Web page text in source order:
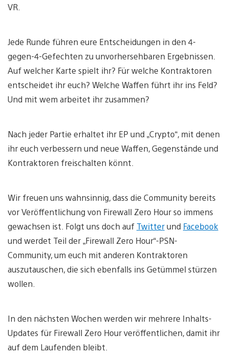
VR.
Jede Runde führen eure Entscheidungen in den 4-
gegen-4-Gefechten zu unvorhersehbaren Ergebnissen.
Auf welcher Karte spielt ihr? Für welche Kontraktoren
entscheidet ihr euch? Welche Waffen führt ihr ins Feld?
Und mit wem arbeitet ihr zusammen?
Nach jeder Partie erhaltet ihr EP und „Crypto“, mit denen
ihr euch verbessern und neue Waffen, Gegenstände und
Kontraktoren freischalten könnt.
Wir freuen uns wahnsinnig, dass die Community bereits
vor Veröffentlichung von Firewall Zero Hour so immens
gewachsen ist. Folgt uns doch auf Twitterund Facebook
und werdet Teil der „Firewall Zero Hour“-PSN-
Community, um euch mit anderen Kontraktoren
auszutauschen, die sich ebenfalls ins Getümmel stürzen
wollen.
In den nächsten Wochen werden wir mehrere Inhalts-
Updates für Firewall Zero Hour veröffentlichen, damit ihr
auf dem Laufenden bleibt.